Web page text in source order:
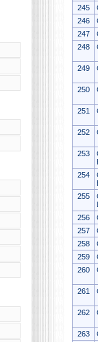
245
246
247
248
249
250
251
252
253
254
255
256
257
258
259
260
261
262
263